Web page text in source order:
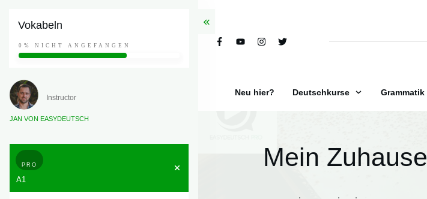
Neu hier? Deutschkurse Grammatik
Mein Zuhause
Vokabeln
0% NICHT ANGEFANGEN
Instructor
JAN VON EASYDEUTSCH
PRO
A1